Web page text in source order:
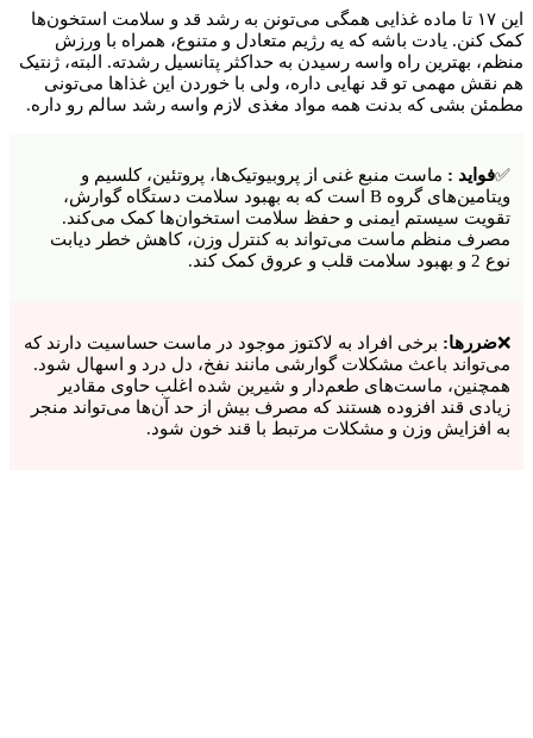
این ۱۷ تا ماده غذایی همگی می‌تونن به رشد قد و سلامت استخون‌ها
کمک کنن. یادت باشه که یه رژیم متعادل و متنوع، همراه با ورزش
منظم، بهترین راه واسه رسیدن به حداکثر پتانسیل رشدته. البته، ژنتیک
هم نقش مهمی تو قد نهایی داره، ولی با خوردن این غذاها می‌تونی
مطمئن بشی که بدنت همه مواد مغذی لازم واسه رشد سالم رو داره.
✅فواید : ماست منبع غنی از پروبیوتیک‌ها، پروتئین، کلسیم و
ویتامین‌های گروه B است که به بهبود سلامت دستگاه گوارش،
تقویت سیستم ایمنی و حفظ سلامت استخوان‌ها کمک می‌کند.
مصرف منظم ماست می‌تواند به کنترل وزن، کاهش خطر دیابت
نوع 2 و بهبود سلامت قلب و عروق کمک کند.
❌ضررها: برخی افراد به لاکتوز موجود در ماست حساسیت دارند که
می‌تواند باعث مشکلات گوارشی مانند نفخ، دل درد و اسهال شود.
همچنین، ماست‌های طعم‌دار و شیرین شده اغلب حاوی مقادیر
زیادی قند افزوده هستند که مصرف بیش از حد آن‌ها می‌تواند منجر
به افزایش وزن و مشکلات مرتبط با قند خون شود.